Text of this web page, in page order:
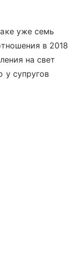
уже семь
в 2018
на свет
у супругов